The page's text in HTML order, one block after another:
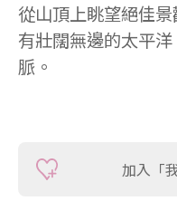
從山頂上眺望絕佳
有壯闊無邊的太平
脈。
加入「